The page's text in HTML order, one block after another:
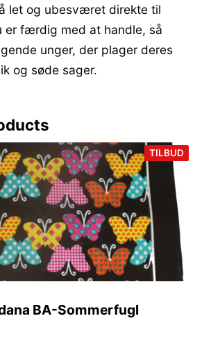
let og ubesværet direkte til
er færdig med at handle, så
unger, der plager deres
og søde sager.
TILBUD
PÅ
BA-Sommerfugl